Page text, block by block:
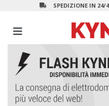
SPEDIZIONE IN 24/